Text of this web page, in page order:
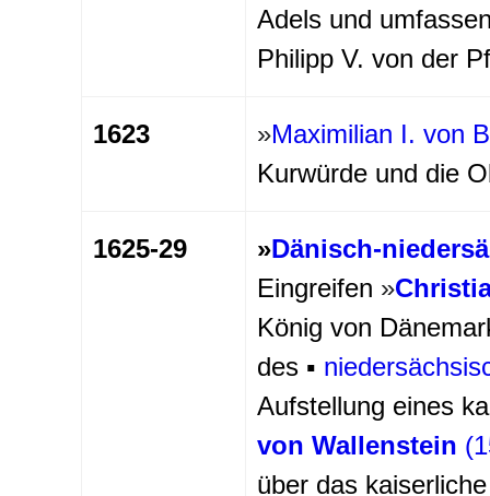
Adels und
Philipp V. von der
1623 »Maximilian I. von
Kurwürde und die
1625-29 »Dänisch-
Eingreifen »
König von
des ▪
Aufstellung eines
von Wallenstein
über das